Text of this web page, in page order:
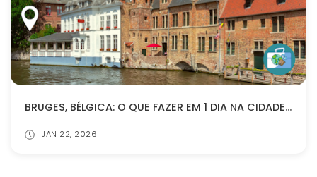
BRUGES, BÉLGICA: O QUE FAZER EM 1 DIA NA CIDADE DE CONTO DE FADAS (ROTEIRO COMPLETO)
JAN 22, 2026